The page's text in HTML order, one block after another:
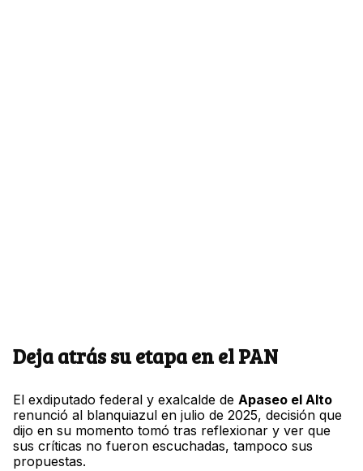
Deja atrás su etapa en el PAN
El exdiputado federal y exalcalde de Apaseo el Alto
renunció al blanquiazul en julio de 2025, decisión que
dijo en su momento tomó tras reflexionar y ver que
sus críticas no fueron escuchadas, tampoco sus
propuestas.